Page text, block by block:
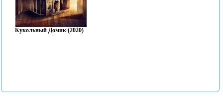
Кукольный Домик (2020)